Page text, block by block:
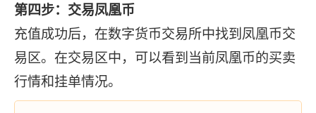
第四步：交易凤凰币
充值成功后，在数字货币交易所中找到凤凰币交
易区。在交易区中，可以看到当前凤凰币的买卖
行情和挂单情况。